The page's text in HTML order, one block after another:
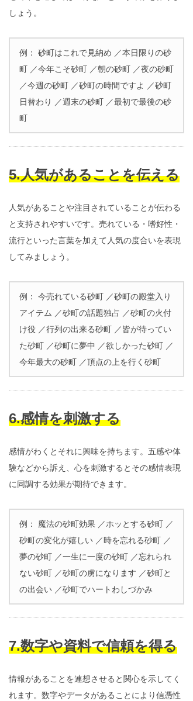
しょう。
例： 砂町はこれで見納め ／本日限りの砂
町 ／今年こそ砂町 ／朝の砂町 ／夜の砂町
／今週の砂町 ／砂町の時間ですよ ／砂町
日替わり ／週末の砂町 ／最初で最後の砂
町
5.人気があることを伝える
人気があることや注目されていることが伝わる
と支持されやすいです。売れている・嗜好性・
流行といった言葉を加えて人気の度合いを表現
してみましょう。
例： 今売れている砂町 ／砂町の殿堂入り
アイテム ／砂町の話題独占 ／砂町の火付
け役 ／行列の出来る砂町 ／皆が待ってい
た砂町 ／砂町に夢中 ／欲しかった砂町 ／
今年最大の砂町 ／頂点の上を行く砂町
6.感情を刺激する
感情がわくとそれに興味を持ちます。五感や体
験などから訴え、心を刺激するとその感情表現
に同調する効果が期待できます。
例： 魔法の砂町効果 ／ホッとする砂町 ／
砂町の変化が嬉しい ／時を忘れる砂町 ／
夢の砂町 ／一生に一度の砂町 ／忘れられ
ない砂町 ／砂町の虜になります ／砂町と
の出会い ／砂町でハートわしづかみ
7.数字や資料で信頼を得る
情報があることを連想させると関心を示してく
れます。数字やデータがあることにより信憑性